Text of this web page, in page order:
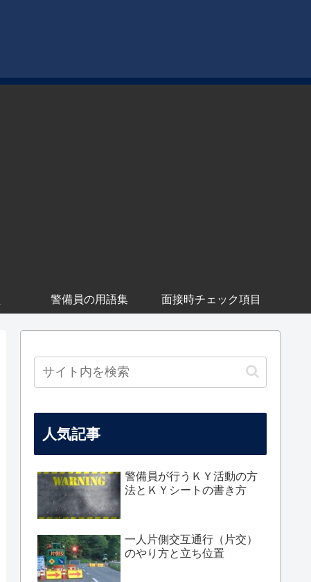
警備員の用語集 面接時チェック項目
人気記事
警備員が行うＫＹ活動の方
法とＫＹシートの書き方
一人片側交互通行（片交）
のやり方と立ち位置